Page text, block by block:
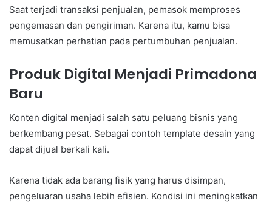
Saat terjadi transaksi penjualan, pemasok memproses
pengemasan dan pengiriman. Karena itu, kamu bisa
memusatkan perhatian pada pertumbuhan penjualan.
Produk Digital Menjadi Primadona
Baru
Konten digital menjadi salah satu peluang bisnis yang
berkembang pesat. Sebagai contoh template desain yang
dapat dijual berkali kali.
Karena tidak ada barang fisik yang harus disimpan,
pengeluaran usaha lebih efisien. Kondisi ini meningkatkan